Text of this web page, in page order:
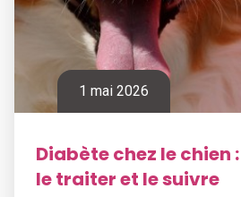
1 mai 2026
Diabète chez le chien
le traiter et le suivre